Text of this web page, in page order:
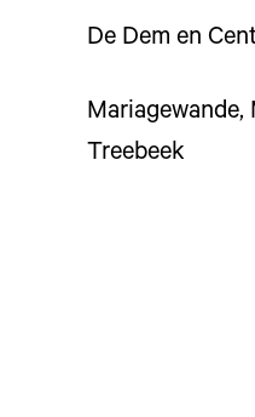
De Dem en
Mariagewande,
Treebeek